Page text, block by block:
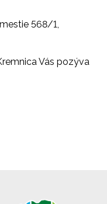
568/1,
Vás pozýva